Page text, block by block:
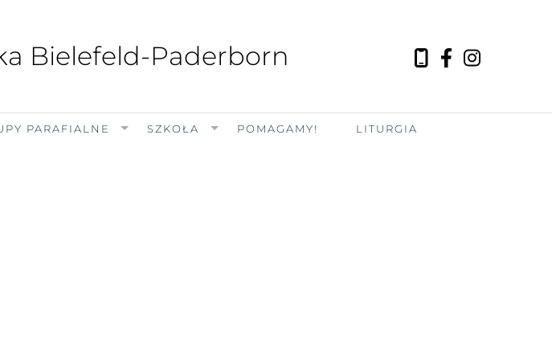
Bielefeld-Paderborn
PARAFIALNE SZKOŁA POMAGAMY! LITURGIA